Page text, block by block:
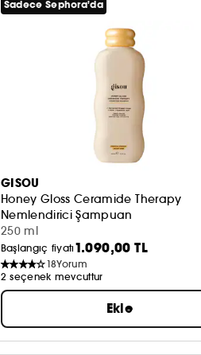
Sadece Sephora'da
GISOU
Honey Gloss Ceramide Therapy
Nemlendirici Şampuan
250 ml
Başlangıç fiyatı 1.090,00 TL
18Yorum
2 seçenek mevcuttur
Ekle